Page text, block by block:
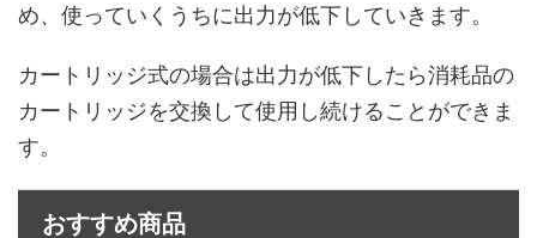
め、使っていくうちに出力が低下していきます。
カートリッジ式の場合は出力が低下したら消耗品の
カートリッジを交換して使用し続けることができま
す。
おすすめ商品